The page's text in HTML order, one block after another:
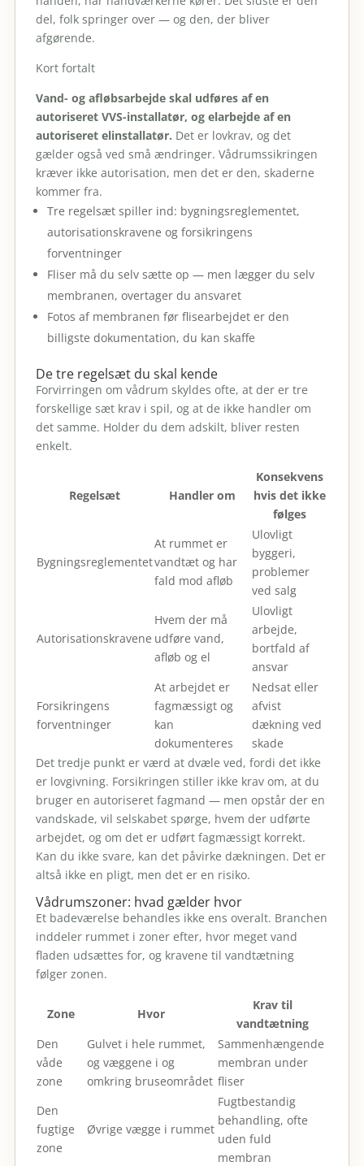
del, folk springer over — og den, der bliver
afgørende.
Kort fortalt
Vand- og afløbsarbejde skal udføres af en
autoriseret VVS-installatør, og elarbejde af en
autoriseret elinstallatør. Det er lovkrav, og det
gælder også ved små ændringer. Vådrumssikringen
kræver ikke autorisation, men det er den, skaderne
kommer fra.
Tre regelsæt spiller ind: bygningsreglementet,
autorisationskravene og forsikringens
forventninger
Fliser må du selv sætte op — men lægger du selv
membranen, overtager du ansvaret
Fotos af membranen før flisearbejdet er den
billigste dokumentation, du kan skaffe
De tre regelsæt du skal kende
Forvirringen om vådrum skyldes ofte, at der er tre
forskellige sæt krav i spil, og at de ikke handler om
det samme. Holder du dem adskilt, bliver resten
enkelt.
Regelsæt Handler om
Konsekvens
hvis det ikke
følges
Bygningsreglementet
At rummet er
vandtæt og har
fald mod afløb
Ulovligt
byggeri,
problemer
ved salg
Autorisationskravene
Hvem der må
udføre vand,
afløb og el
Ulovligt
arbejde,
bortfald af
ansvar
Forsikringens
forventninger
At arbejdet er
fagmæssigt og
kan
dokumenteres
Nedsat eller
afvist
dækning ved
skade
Det tredje punkt er værd at dvæle ved, fordi det ikke
er lovgivning. Forsikringen stiller ikke krav om, at du
bruger en autoriseret fagmand — men opstår der en
vandskade, vil selskabet spørge, hvem der udførte
arbejdet, og om det er udført fagmæssigt korrekt.
Kan du ikke svare, kan det påvirke dækningen. Det er
altså ikke en pligt, men det er en risiko.
Vådrumszoner: hvad gælder hvor
Et badeværelse behandles ikke ens overalt. Branchen
inddeler rummet i zoner efter, hvor meget vand
fladen udsættes for, og kravene til vandtætning
følger zonen.
Zone Hvor
Krav til
vandtætning
Den
våde
zone
Gulvet i hele rummet,
og væggene i og
omkring bruseområdet
Sammenhængende
membran under
fliser
Den
fugtige
zone
Øvrige vægge i rummet
Fugtbestandig
behandling, ofte
uden fuld
membran